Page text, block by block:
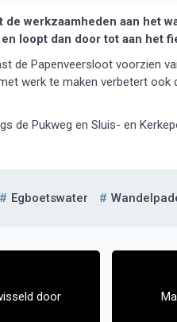
de werkzaamheden aan het
loopt dan door tot aan het
de Papenveersloot voorzien
werk te maken verbetert
de Pukweg en Sluis- en
Egboetswater
door